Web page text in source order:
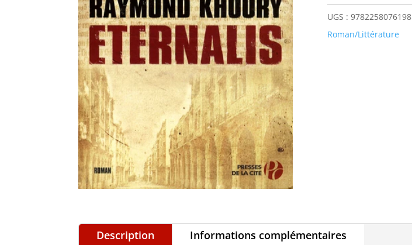
UGS : 9782258076198
Roman/Littérature
Description Informations complémentaires